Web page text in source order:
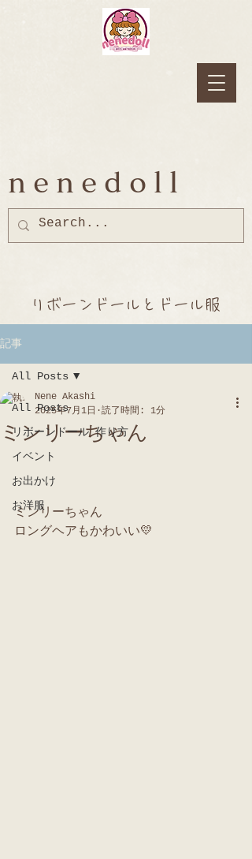
nenedoll
リボーンドールとドール服
記事
All Posts
リボーンドール 作り方
イベント
お出かけ
お洋服
All Posts
ミンリーちゃん
Nene Akashi
2025年7月1日
読了時間: 1分
ミンリーちゃん
ロングヘアもかわいい💛